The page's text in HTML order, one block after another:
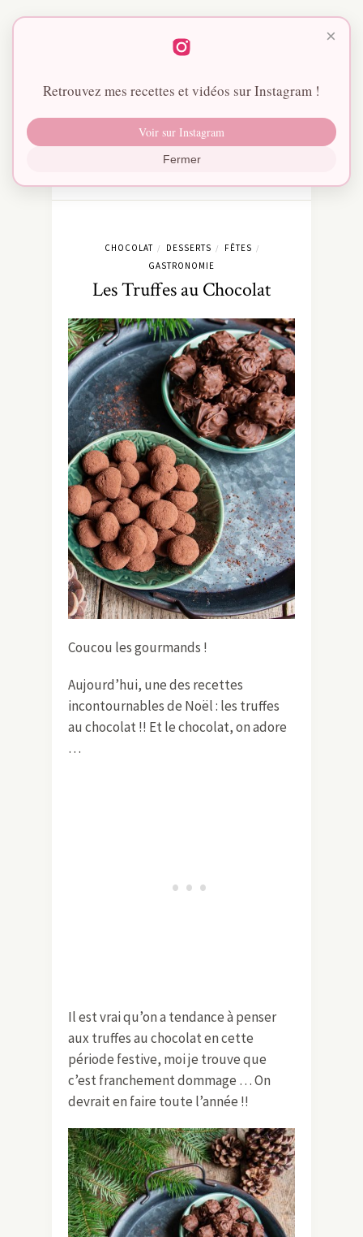
CHOCOLAT / DESSERTS / FÊTES /
GASTRONOMIE
Les Truffes au Chocolat
Coucou les gourmands !
Aujourd’hui, une des recettes
incontournables de Noël : les truffes
au chocolat !! Et le chocolat, on adore
…
Il est vrai qu’on a tendance à penser
aux truffes au chocolat en cette
période festive, moi je trouve que
c’est franchement dommage … On
devrait en faire toute l’année !!
×
Retrouvez mes recettes et vidéos sur Instagram !
Voir sur Instagram
Fermer